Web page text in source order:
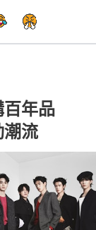
年品
流